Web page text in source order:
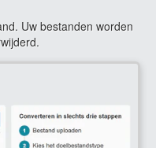
Uw bestanden worden